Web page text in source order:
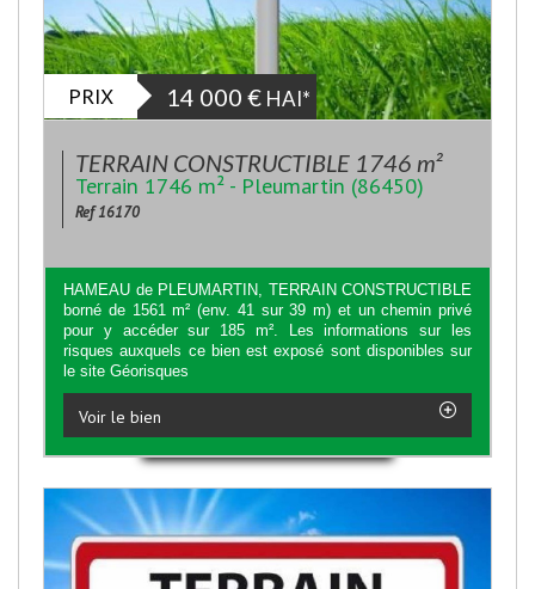
PRIX 14 000 € HAI*
TERRAIN CONSTRUCTIBLE 1746 m²
Terrain 1746 m² - Pleumartin (86450)
Ref 16170
HAMEAU de PLEUMARTIN, TERRAIN CONSTRUCTIBLE
borné de 1561 m² (env. 41 sur 39 m) et un chemin privé
pour y accéder sur 185 m². Les informations sur les
risques auxquels ce bien est exposé sont disponibles sur
le site Géorisques
Voir le bien